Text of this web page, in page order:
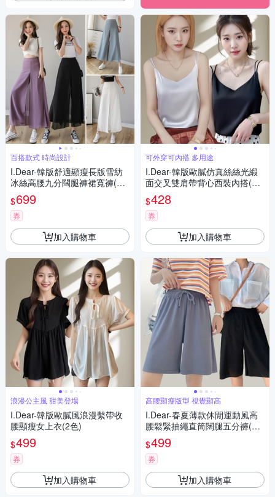
百搭款式 時尚設計
I.Dear-韓版舒適顯瘦長版雪紡
冰絲高腰九分闊腿褲裙寬褲(4
色)
$699
券
加入購物車
浪漫公主風 甜美登場
I.Dear-韓版歐膩風浪漫繫帶收
腰顯瘦女上衣(2色)
$499
券
加入購物車
可外穿可內搭 多用途
I.Dear-韓版歐膩仿真絲絲光緞
面交叉雙肩帶背心西裝內搭(3
色)
$428
券
加入購物車
高腰顯瘦版型 視覺顯高
I.Dear-春夏薄款休閒運動風高
腰鬆緊抽繩直筒闊腿五分褲(3
色2款)
$499
券
加入購物車